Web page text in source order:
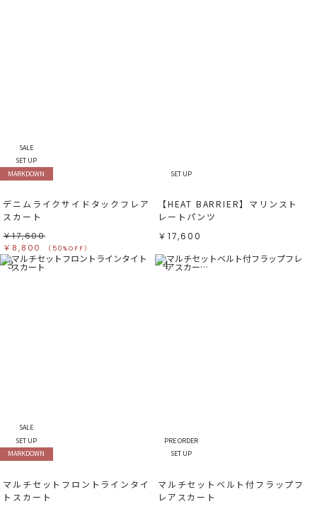
SALE
SET UP
MARKDOWN
デニムライクサイドタックフレア
スカート
￥17,600
￥8,800
（50%OFF）
SET UP
【HEAT BARRIER】マリンスト
レートパンツ
￥17,600
3
SALE
SET UP
MARKDOWN
マルチセットフロントラインタイ
トスカート
4
PRE ORDER
SET UP
マルチセットベルト付フラップフ
レアスカート